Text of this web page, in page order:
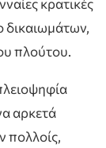
κρατικές
δικαιωμάτων,
πλούτου.
αρκετά
πολλοίς,